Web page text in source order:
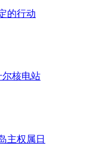
的行动
尔核电站
主权属日